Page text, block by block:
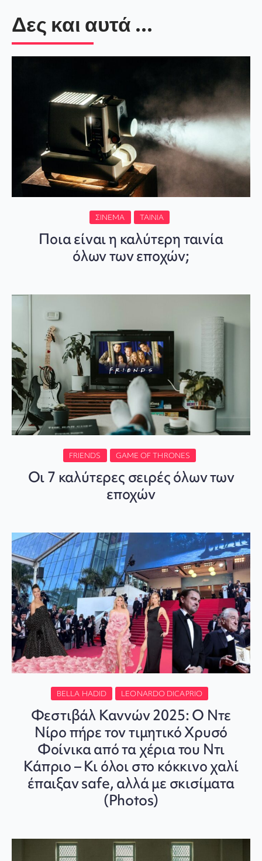
Δες και αυτά ...
ΣΙΝΕΜΆ ΤΑΙΝΊΑ
Ποια είναι η καλύτερη ταινία
όλων των εποχών;
FRIENDS GAME OF THRONES
Οι 7 καλύτερες σειρές όλων των
εποχών
BELLA HADID LEONARDO DICAPRIO
Φεστιβάλ Καννών 2025: Ο Ντε
Νίρο πήρε τον τιμητικό Χρυσό
Φοίνικα από τα χέρια του Ντι
Κάπριο – Κι όλοι στο κόκκινο χαλί
έπαιξαν safe, αλλά με σκισίματα
(Photos)